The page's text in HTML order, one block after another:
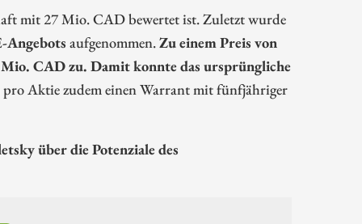
mit 27 Mio. CAD bewertet ist. Zuletzt wurde
Angebots aufgenommen.Zu einem Preis von
CAD zu. Damit konnte das ursprüngliche
Aktie zudem einen Warrant mit fünfjähriger
über die Potenziale des